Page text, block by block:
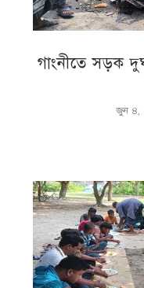
গাংনীতে সড়ক
জুন ৪,